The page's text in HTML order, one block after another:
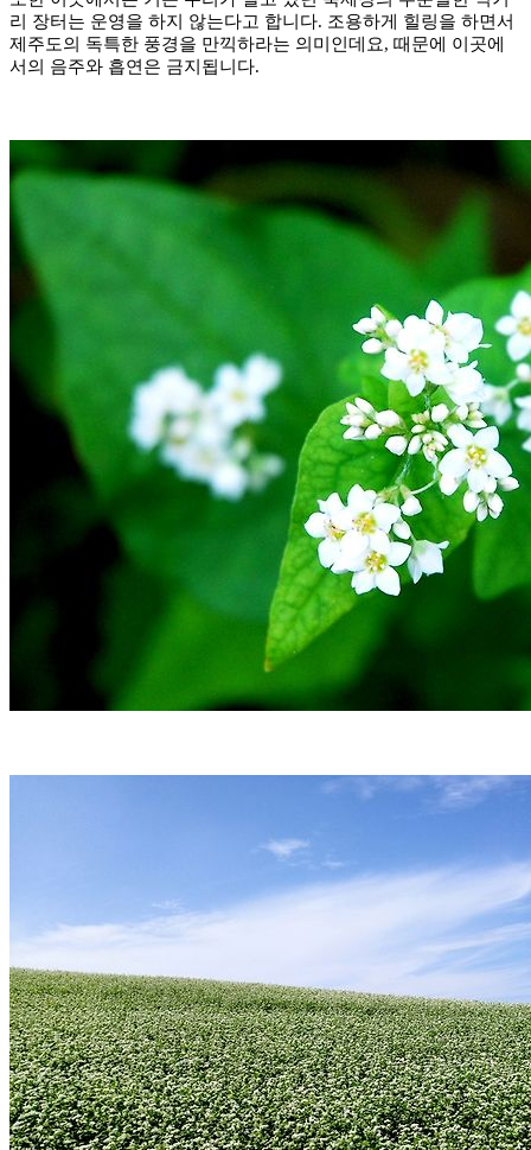
리 장터는 운영을 하지 않는다고 합니다. 조용하게 힐링을 하면서
제주도의 독특한 풍경을 만끽하라는 의미인데요, 때문에 이곳에
서의 음주와 흡연은 금지됩니다.